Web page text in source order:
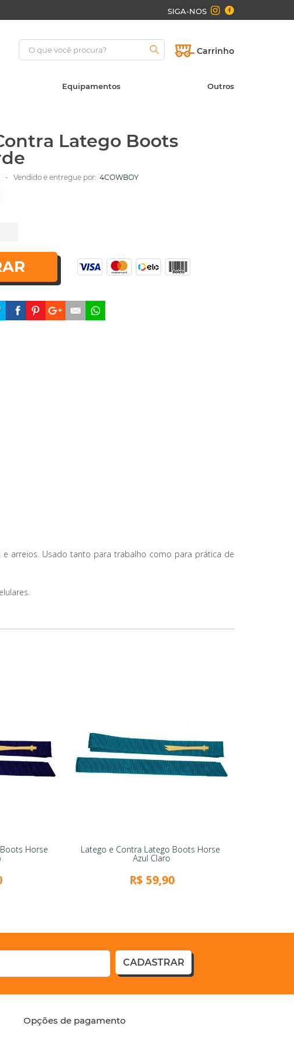
SIGA-NOS
Carrinho
Equipamentos Outros
Latego Boots
- Vendido e entregue por: 4COWBOY
arreios. Usado tanto para trabalho como para prática de
Horse Latego e Contra Latego Boots Horse
Azul Claro
R$ 59,90
CADASTRAR
Opções de pagamento